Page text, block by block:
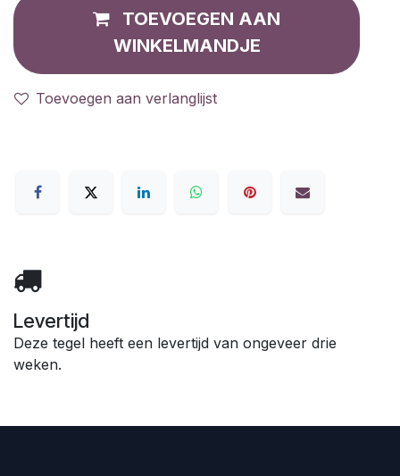
TOEVOEGEN AAN
WINKELMANDJE
Toevoegen aan verlanglijst
Levertijd
Deze tegel heeft een levertijd van ongeveer drie
weken.